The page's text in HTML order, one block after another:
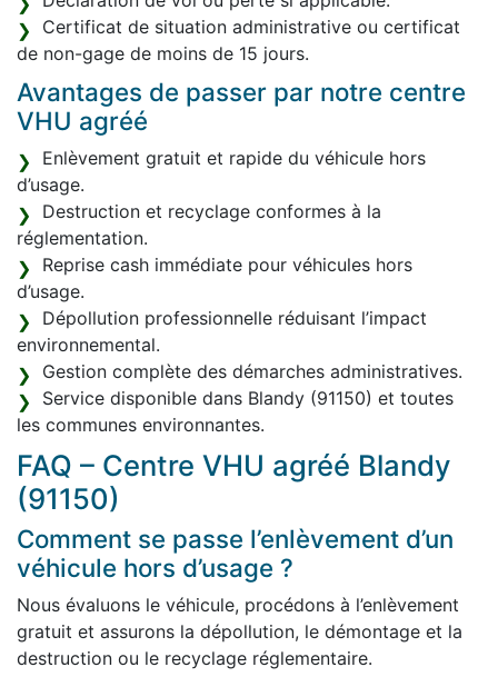
Certificat de situation administrative ou certificat
de non-gage de moins de 15 jours.
Avantages de passer par notre centre
VHU agréé
Enlèvement gratuit et rapide du véhicule hors
d’usage.
Destruction et recyclage conformes à la
réglementation.
Reprise cash immédiate pour véhicules hors
d’usage.
Dépollution professionnelle réduisant l’impact
environnemental.
Gestion complète des démarches administratives.
Service disponible dans Blandy (91150) et toutes
les communes environnantes.
FAQ – Centre VHU agréé Blandy
(91150)
Comment se passe l’enlèvement d’un
véhicule hors d’usage ?
Nous évaluons le véhicule, procédons à l’enlèvement
gratuit et assurons la dépollution, le démontage et la
destruction ou le recyclage réglementaire.